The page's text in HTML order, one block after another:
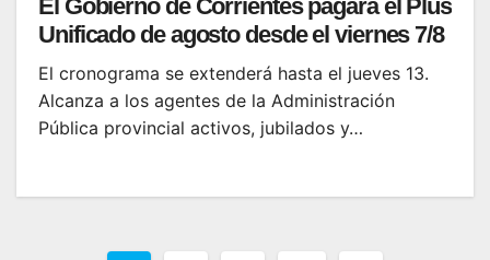
El Gobierno de Corrientes pagará el Plus
Unificado de agosto desde el viernes 7/8
El cronograma se extenderá hasta el jueves 13.
Alcanza a los agentes de la Administración
Pública provincial activos, jubilados y…